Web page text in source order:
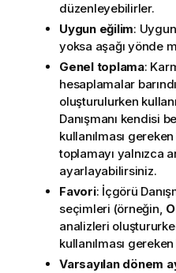
düzenleyebilirler.
Uygun eğilim:
yoksa aşağı yönde
Genel toplama:
hesaplamalar
oluşturulurken
Danışmanı kendisi
kullanılması
toplamayı yalnızca
ayarlayabilirsiniz.
Favori: İçgörü
seçimleri (örneğin,
analizleri
kullanılması
Varsayılan dönem